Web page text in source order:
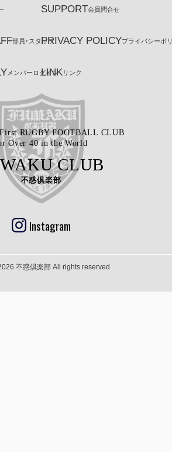
部員･スタッフ
メンバーログイン
SUPPORT会員問合せ
PRIVACY POLICYプライバシーポ
LINK リンク
RUGBY FOOTBALL CLUB
Over 40 in the World
CLUB
不惑倶楽部
Instagram
不惑倶楽部 All rights reserved